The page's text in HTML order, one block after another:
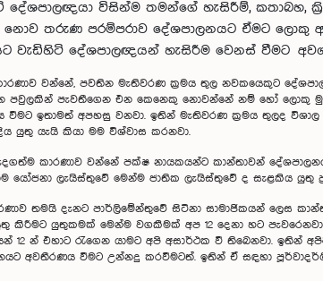
දේශපාලඥයා විසින්ම තමන්ගේ හැසිරීම්, කතාබහ,
තරුණ පරම්පරාව දේශපාලනයට ඒමට
වැඩිහිටි දේශපාලඥයන් හැසිරීම වෙනස් වීමට
වන්නේ, පවතින මැතිවරණ ක්‍රමය තුල නවකයෙකුට
පවුලකින් පැවතීගෙන එන කෙනෙකු නොවන්නේ නම් හෝ ලොකු
වීමට ඉතාමත් අපහසු වනවා. ඉතින් මැතිවරණ ක්‍රමය තුලද
යුතු යැයි කියා මම විශ්වාස කරනවා.
කාරණාව වන්නේ පක්ෂ නායකයන්ට කාන්තාවන්
යෝජනා ලැයිස්තුවේ මෙන්ම ජාතික ලැයිස්තුවේ ද සැළකිය යුතු
තමයි දැනට පාර්ලිමේන්තුවේ සිටිනා සාමාජිකයන් ලෙස
කිරීමට යුතුකමක් මෙන්ම වගකීමක් අප 12 දෙනා හට
12 න් එහාට රැගෙන යාමට අපි අසාර්ථක වී තිබෙනවා.
අවතීරණය වීමට උන්නදු කරවීමටත්. ඉතින් ඒ සඳහා